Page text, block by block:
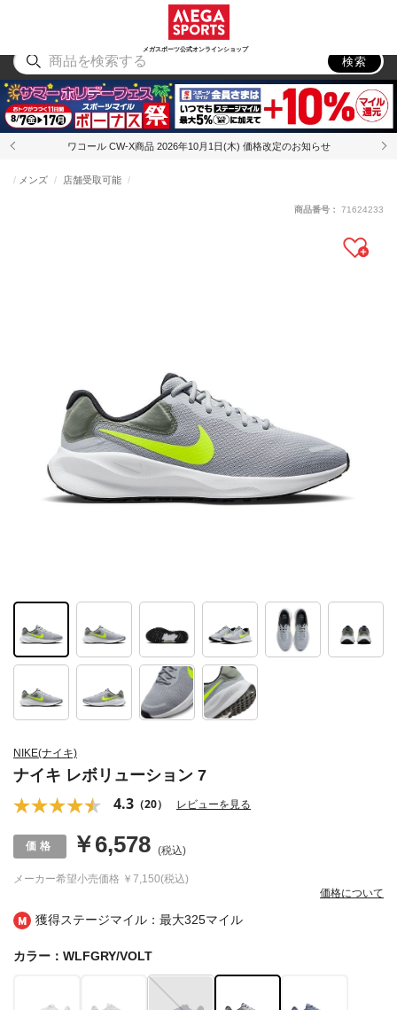
メガスポーツ公式オンラインショップ
アウトドア
検索
ワコール CW-X商品 2026年10月1日(木) 価格改定のお知らせ
獲得ステージマイル：最大325マイル
NIKE(ナイキ)
ナイキ レボリューション 7
4.3 （20） レビューを見る
メンズ 店舗受取可能
メーカー希望小売価格 ￥7,150(税込)
￥6,578 (税込)
価格について
商品番号： 71624233
カラー：WLFGRY/VOLT